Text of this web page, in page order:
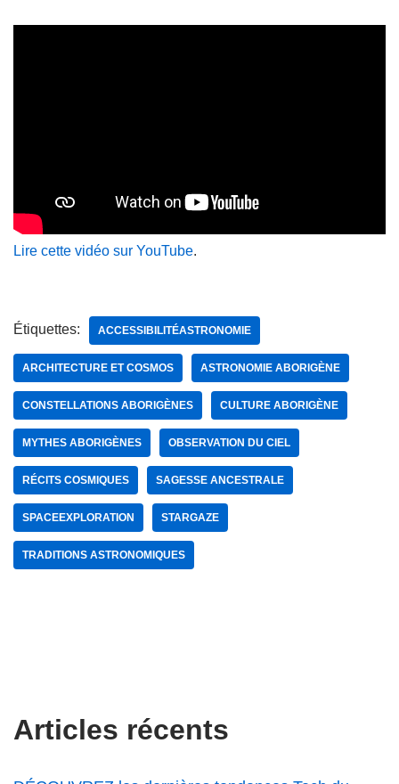
Lire cette vidéo sur YouTube.
Étiquettes: ACCESSIBILITÉASTRONOMIE
ARCHITECTURE ET COSMOS ASTRONOMIE ABORIGÈNE
CONSTELLATIONS ABORIGÈNES CULTURE ABORIGÈNE
MYTHES ABORIGÈNES OBSERVATION DU CIEL
RÉCITS COSMIQUES SAGESSE ANCESTRALE
SPACEEXPLORATION STARGAZE
TRADITIONS ASTRONOMIQUES
Articles récents